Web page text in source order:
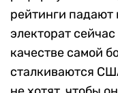
рейтинги падают
электорат
качестве самой
сталкиваются